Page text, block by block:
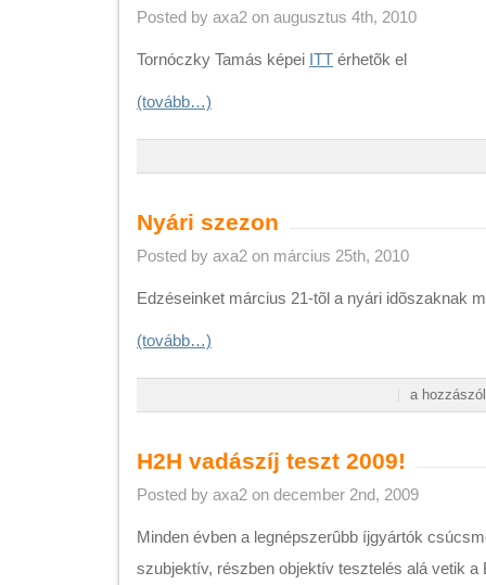
Posted by axa2 on augusztus 4th, 2010
Tornóczky Tamás képei ITT érhetõk el
(tovább…)
Nyári szezon
Posted by axa2 on március 25th, 2010
Edzéseinket március 21-tõl a nyári idõszaknak
(tovább…)
Nyári
a
H2H vadászíj teszt 2009!
Posted by axa2 on december 2nd, 2009
Minden évben a legnépszerûbb íjgyártók
szubjektív, részben objektív tesztelés alá vetik a